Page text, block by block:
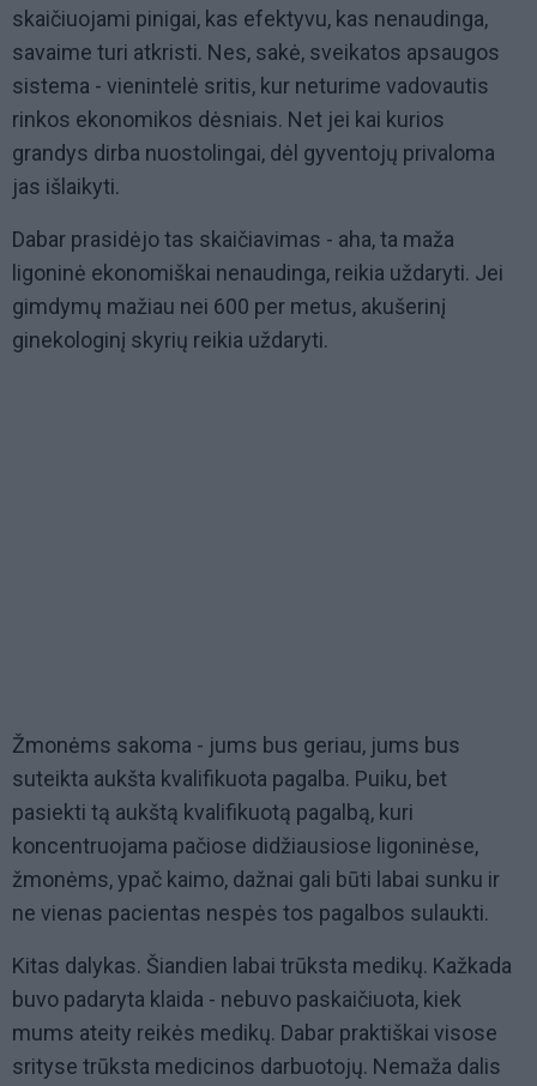
skaičiuojami pinigai, kas efektyvu, kas nenaudinga,
savaime turi atkristi. Nes, sakė, sveikatos apsaugos
sistema - vienintelė sritis, kur neturime vadovautis
rinkos ekonomikos dėsniais. Net jei kai kurios
grandys dirba nuostolingai, dėl gyventojų privaloma
jas išlaikyti.
Dabar prasidėjo tas skaičiavimas - aha, ta maža
ligoninė ekonomiškai nenaudinga, reikia uždaryti. Jei
gimdymų mažiau nei 600 per metus, akušerinį
ginekologinį skyrių reikia uždaryti.
Žmonėms sakoma - jums bus geriau, jums bus
suteikta aukšta kvalifikuota pagalba. Puiku, bet
pasiekti tą aukštą kvalifikuotą pagalbą, kuri
koncentruojama pačiose didžiausiose ligoninėse,
žmonėms, ypač kaimo, dažnai gali būti labai sunku ir
ne vienas pacientas nespės tos pagalbos sulaukti.
Kitas dalykas. Šiandien labai trūksta medikų. Kažkada
buvo padaryta klaida - nebuvo paskaičiuota, kiek
mums ateity reikės medikų. Dabar praktiškai visose
srityse trūksta medicinos darbuotojų. Nemaža dalis